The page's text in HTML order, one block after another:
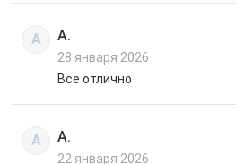
А А.
28 января 2026
Все отлично
А А.
22 января 2026